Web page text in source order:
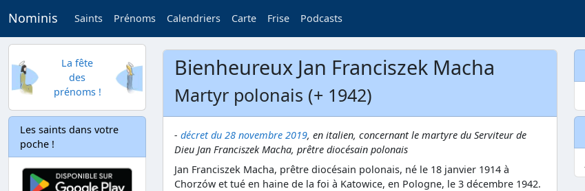
Nominis Saints Prénoms Calendriers Carte Frise Podcasts
La fête
des
prénoms !
Les saints dans votre
poche !
Bienheureux Jan Franciszek Macha
Martyr polonais (+ 1942)
- décret du 28 novembre 2019, en italien, concernant le martyre du Serviteur de
Dieu Jan Franciszek Macha, prêtre diocésain polonais
Jan Franciszek Macha, prêtre diocésain polonais, né le 18 janvier 1914 à
Chorzów et tué en haine de la foi à Katowice, en Pologne, le 3 décembre 1942.